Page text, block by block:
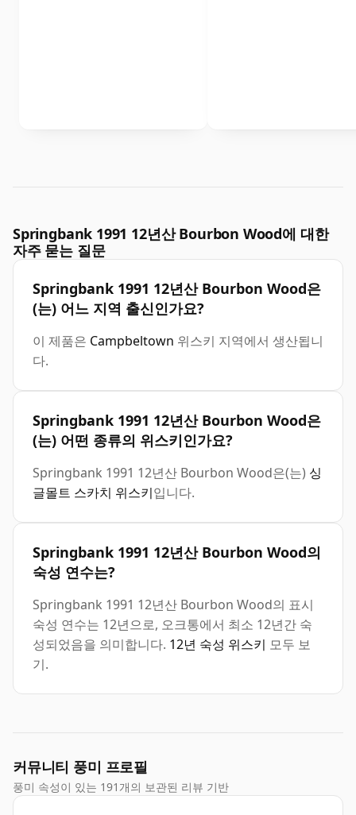
Springbank 1991 12년산 Bourbon Wood에 대한
자주 묻는 질문
Springbank 1991 12년산 Bourbon Wood은
(는) 어느 지역 출신인가요?
이 제품은 Campbeltown 위스키 지역에서 생산됩니
다.
Springbank 1991 12년산 Bourbon Wood은
(는) 어떤 종류의 위스키인가요?
Springbank 1991 12년산 Bourbon Wood은(는) 싱
글몰트 스카치 위스키입니다.
Springbank 1991 12년산 Bourbon Wood의
숙성 연수는?
Springbank 1991 12년산 Bourbon Wood의 표시
숙성 연수는 12년으로, 오크통에서 최소 12년간 숙
성되었음을 의미합니다. 12년 숙성 위스키 모두 보
기.
커뮤니티 풍미 프로필
풍미 속성이 있는 191개의 보관된 리뷰 기반